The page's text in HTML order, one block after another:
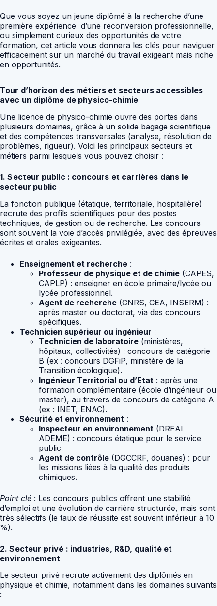
Que vous soyez un jeune diplômé à la recherche d’une
première expérience, d’une reconversion professionnelle,
ou simplement curieux des opportunités de votre
formation, cet article vous donnera les clés pour naviguer
efficacement sur un marché du travail exigeant mais riche
en opportunités.
Tour d’horizon des métiers et secteurs accessibles
avec un diplôme de physico-chimie
Une licence de physico-chimie ouvre des portes dans
plusieurs domaines, grâce à un solide bagage scientifique
et des compétences transversales (analyse, résolution de
problèmes, rigueur). Voici les principaux secteurs et
métiers parmi lesquels vous pouvez choisir :
1. Secteur public : concours et carrières dans le
secteur public
La fonction publique (étatique, territoriale, hospitalière)
recrute des profils scientifiques pour des postes
techniques, de gestion ou de recherche. Les concours
sont souvent la voie d’accès privilégiée, avec des épreuves
écrites et orales exigeantes.
Enseignement et recherche :
Professeur de physique et de chimie (CAPES,
CAPLP) : enseigner en école primaire/lycée ou
lycée professionnel.
Agent de recherche (CNRS, CEA, INSERM) :
après master ou doctorat, via des concours
spécifiques.
Technicien supérieur ou ingénieur :
Technicien de laboratoire (ministères,
hôpitaux, collectivités) : concours de catégorie
B (ex : concours DGFiP, ministère de la
Transition écologique).
Ingénieur Territorial ou d’Etat : après une
formation complémentaire (école d’ingénieur ou
master), au travers de concours de catégorie A
(ex : INET, ENAC).
Sécurité et environnement :
Inspecteur en environnement (DREAL,
ADEME) : concours étatique pour le service
public.
Agent de contrôle (DGCCRF, douanes) : pour
les missions liées à la qualité des produits
chimiques.
Point clé : Les concours publics offrent une stabilité
d’emploi et une évolution de carrière structurée, mais sont
très sélectifs (le taux de réussite est souvent inférieur à 10
%).
2. Secteur privé : industries, R&D, qualité et
environnement
Le secteur privé recrute activement des diplômés en
physique et chimie, notamment dans les domaines suivants
: